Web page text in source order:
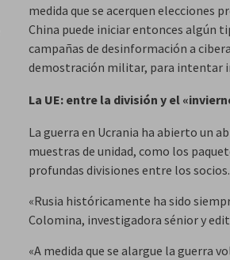
medida que se acerquen elecciones
China puede iniciar entonces algún
campañas de desinformación a
demostración militar, para intentar
La UE: entre la división y el
La guerra en Ucrania ha abierto un
muestras de unidad, como los
profundas divisiones entre los socios.
«Rusia históricamente ha sido
Colomina, investigadora sénior y
«A medida que se alargue la guerra